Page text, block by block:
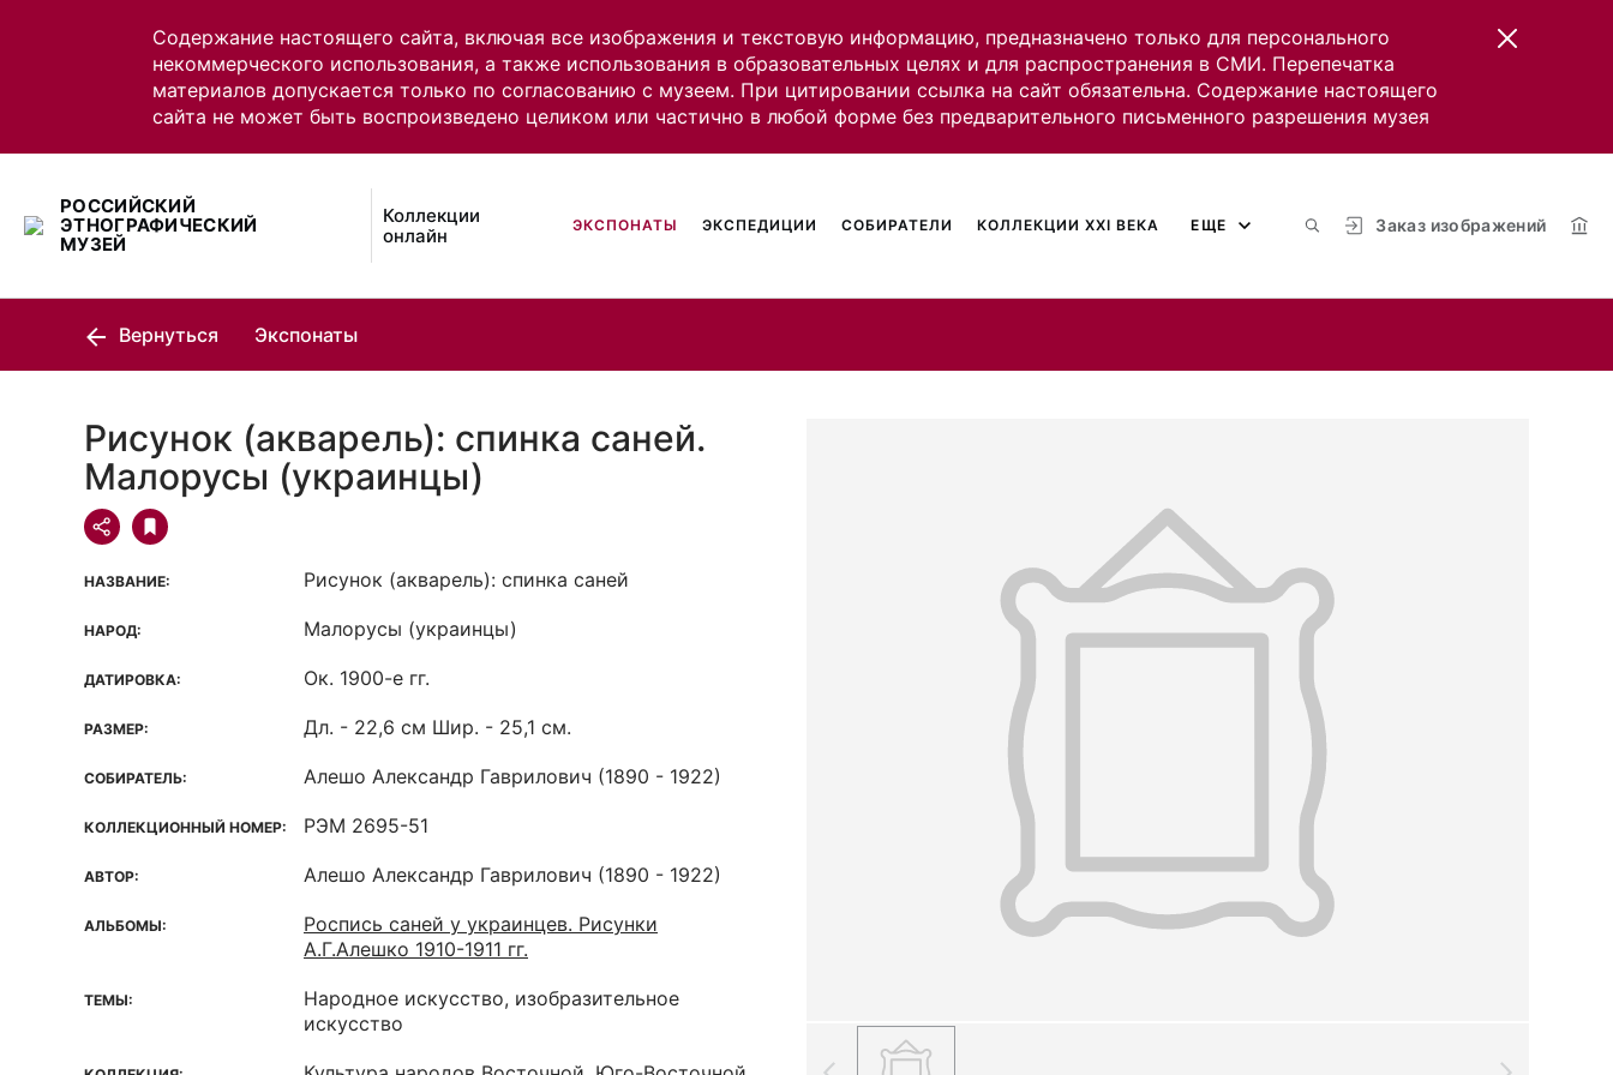
Содержание настоящего сайта, включая все изображения и текстовую информацию, предназначено только для персонального
некоммерческого использования, а также использования в образовательных целях и для распространения в СМИ. Перепечатка
материалов допускается только по согласованию с музеем. При цитировании ссылка на сайт обязательна. Содержание настоящего
сайта не может быть воспроизведено целиком или частично в любой форме без предварительного письменного разрешения музея
РОССИЙСКИЙ
ЭТНОГРАФИЧЕСКИЙ
МУЗЕЙ
Коллекции
онлайн
Заказ изображений
ЭКСПОНАТЫ ЭКСПЕДИЦИИ СОБИРАТЕЛИ КОЛЛЕКЦИИ XXI ВЕКА ЕЩЕ
Вернуться Экспонаты
Рисунок (акварель): спинка саней.
Малорусы (украинцы)
НАЗВАНИЕ: Рисунок (акварель): спинка саней
НАРОД: Малорусы (украинцы)
ДАТИРОВКА: Ок. 1900-е гг.
РАЗМЕР: Дл. - 22,6 см Шир. - 25,1 см.
СОБИРАТЕЛЬ: Алешо Александр Гаврилович (1890 - 1922)
КОЛЛЕКЦИОННЫЙ НОМЕР: РЭМ 2695-51
АВТОР: Алешо Александр Гаврилович (1890 - 1922)
АЛЬБОМЫ:
Роспись саней у украинцев. Рисунки
А.Г.Алешко 1910-1911 гг.
ТЕМЫ:
Народное искусство, изобразительное
искусство